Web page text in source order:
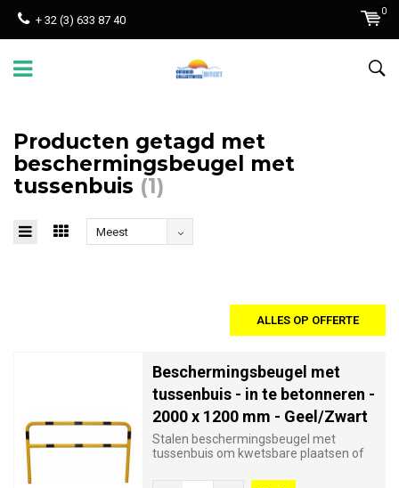
+ 32 (3) 633 87 40
0
Producten getagd met
beschermingsbeugel met
tussenbuis (1)
Meest
ALLES OP OFFERTE
Beschermingsbeugel met
tussenbuis - in te betonneren -
2000 x 1200 mm - Geel/Zwart
Stalen beschermingsbeugel met
tussenbuis om kwetsbare plaatsen of